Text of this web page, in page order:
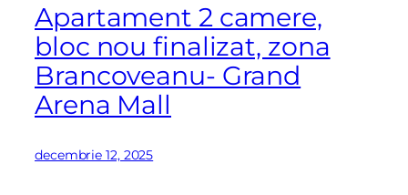
Apartament 2 camere,
bloc nou finalizat, zona
Brancoveanu- Grand
Arena Mall
decembrie 12, 2025